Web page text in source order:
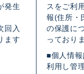
発生
回入
ます
スをご利
報(住所・
の保護に
っており
■個人情
利用し管